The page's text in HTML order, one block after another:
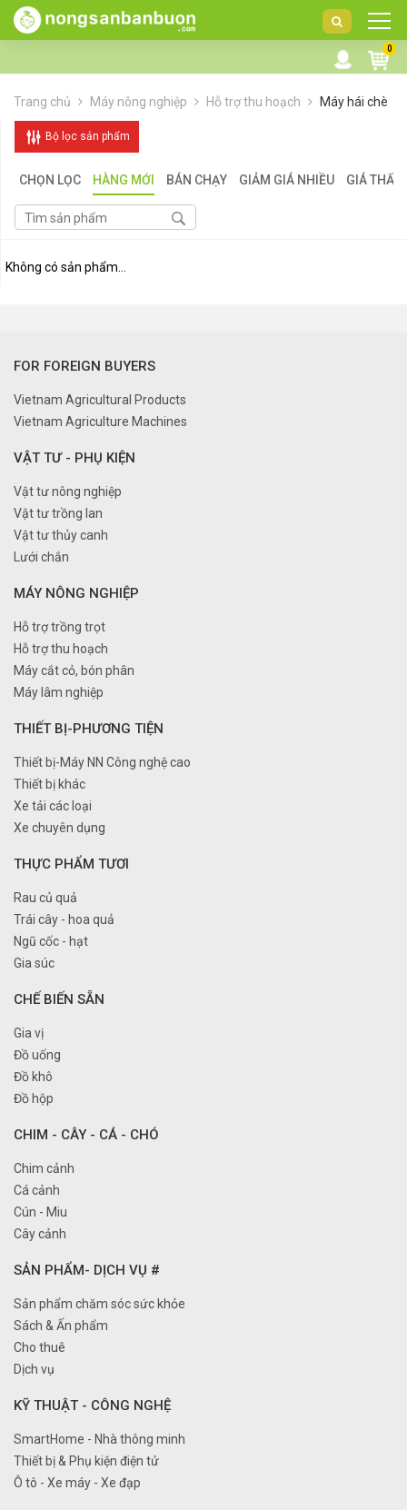
0
DANH
MỤC
PHẨM
Trang chủ Máy nông nghiệp Hỗ trợ thu hoạch Máy hái chè
Bộ lọc sản phẩm
CHỌN LỌC HÀNG MỚI BÁN CHẠY GIẢM GIÁ NHIỀU GIÁ THẤP
Không có sản phẩm...
FOR FOREIGN BUYERS
Vietnam Agricultural Products
Vietnam Agriculture Machines
VẬT TƯ - PHỤ KIỆN
Vật tư nông nghiệp
Vật tư trồng lan
Vật tư thủy canh
Lưới chắn
MÁY NÔNG NGHIỆP
Hỗ trợ trồng trọt
Hỗ trợ thu hoạch
Máy cắt cỏ, bón phân
Máy lâm nghiệp
THIẾT BỊ-PHƯƠNG TIỆN
Thiết bị-Máy NN Công nghệ cao
Thiết bị khác
Xe tải các loại
Xe chuyên dụng
THỰC PHẨM TƯƠI
Rau củ quả
Trái cây - hoa quả
Ngũ cốc - hạt
Gia súc
CHẾ BIẾN SẴN
Gia vị
Đồ uống
Đồ khô
Đồ hộp
CHIM - CÂY - CÁ - CHÓ
Chim cảnh
Cá cảnh
Cún - Miu
Cây cảnh
SẢN PHẨM- DỊCH VỤ #
Sản phẩm chăm sóc sức khỏe
Sách & Ấn phẩm
Cho thuê
Dịch vụ
KỸ THUẬT - CÔNG NGHỆ
SmartHome - Nhà thông minh
Thiết bị & Phụ kiện điện tử
Ô tô - Xe máy - Xe đạp